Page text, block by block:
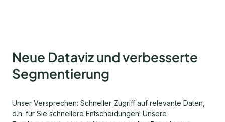
Neue Dataviz und verbesserte
Segmentierung
Unser Versprechen: Schneller Zugriff auf relevante Daten,
d.h. für Sie schnellere Entscheidungen! Unsere